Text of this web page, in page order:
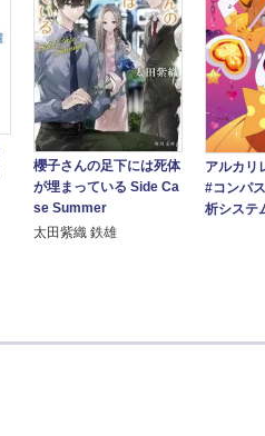
櫻子さんの足下には死体
が埋まっている Side Ca
se Summer
太田紫織 鉄雄
アルカリ
#コンパ
析シス